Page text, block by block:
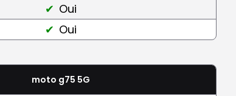
Oui
Oui
moto g75 5G